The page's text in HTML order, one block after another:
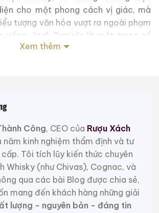
cho một phong cách vị giác, mà
tượng văn hóa vượt ra ngoài phạm
uống. Jack Daniel’s là một trong số
tên đạt được vị thế đó. Phiên bản
bày và sưu tầm đặc biệt.
Jack Daniel’s
thành lập vào năm 1866 tại thị
bang Tennessee, Hoa Kỳ, và được
chưng cất rượu hợp pháp đầu tiên
sáng lập, Jasper Newton “Jack”
tạo ra một loại whisky, mà còn xây
Xem thêm
Công, CEO của Rượu Xách
năm kinh nghiệm thẩm định và tư
Tôi tích lũy kiến thức chuyên
Whisky (như Chivas), Cognac, và
qua các bài Blog được chia sẻ,
mang đến khách hàng những giải
lượng - nguyên bản - đáng tin